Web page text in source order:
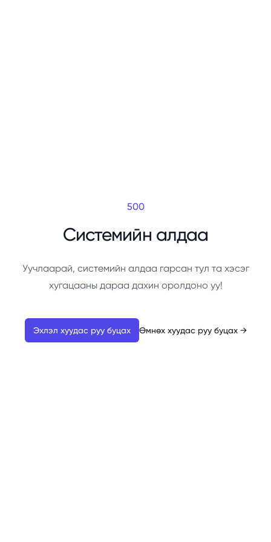
500
Системийн алдаа
Уучлаарай, системийн алдаа гарсан тул та хэсэг
хугацааны дараа дахин оролдоно уу!
Эхлэл хуудас руу буцах Өмнөх хуудас руу буцах →